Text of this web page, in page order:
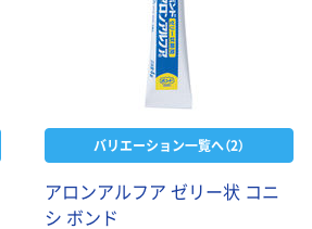
バリエーション一覧へ（2）
アロンアルフア ゼリー状 コニ
シ ボンド